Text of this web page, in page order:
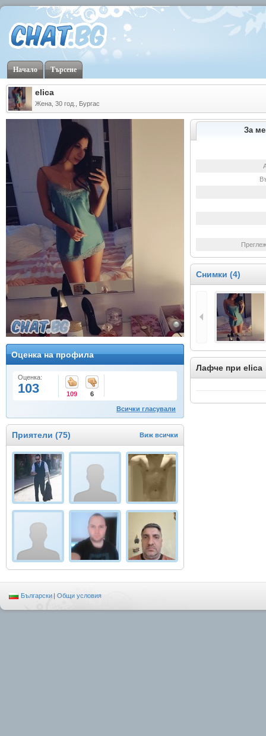
Начало Търсене
elica
Жена, 30 год., Бургас
Оценка на профила
Оценка:
103 109 6
Всички гласували
Приятели (75) Виж всички
За
Снимки (4)
Лафче при elica
Български | Общи условия